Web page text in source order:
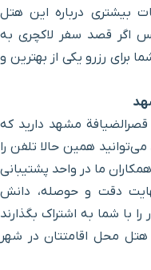
بیشتری درباره این هتل
پس اگر قصد سفر لاکچری به
برای رزرو یکی از بهترین و
قصرالضیافة مشهد دارید که
همین حالا تلفن را
ما در واحد پشتیبانی
نهایت دقت و حوصله، دانش
با شما به اشتراک بگذارند
هتل محل اقامتتان در شهر